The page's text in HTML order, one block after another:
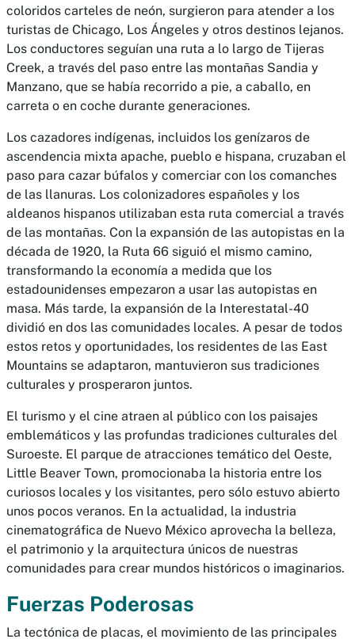
coloridos carteles de neón, surgieron para atender a los
turistas de Chicago, Los Ángeles y otros destinos lejanos.
Los conductores seguían una ruta a lo largo de Tijeras
Creek, a través del paso entre las montañas Sandia y
Manzano, que se había recorrido a pie, a caballo, en
carreta o en coche durante generaciones.
Los cazadores indígenas, incluidos los genízaros de
ascendencia mixta apache, pueblo e hispana, cruzaban el
paso para cazar búfalos y comerciar con los comanches
de las llanuras. Los colonizadores españoles y los
aldeanos hispanos utilizaban esta ruta comercial a través
de las montañas. Con la expansión de las autopistas en la
década de 1920, la Ruta 66 siguió el mismo camino,
transformando la economía a medida que los
estadounidenses empezaron a usar las autopistas en
masa. Más tarde, la expansión de la Interestatal-40
dividió en dos las comunidades locales. A pesar de todos
estos retos y oportunidades, los residentes de las East
Mountains se adaptaron, mantuvieron sus tradiciones
culturales y prosperaron juntos.
El turismo y el cine atraen al público con los paisajes
emblemáticos y las profundas tradiciones culturales del
Suroeste. El parque de atracciones temático del Oeste,
Little Beaver Town, promocionaba la historia entre los
curiosos locales y los visitantes, pero sólo estuvo abierto
unos pocos veranos. En la actualidad, la industria
cinematográfica de Nuevo México aprovecha la belleza,
el patrimonio y la arquitectura únicos de nuestras
comunidades para crear mundos históricos o imaginarios.
Fuerzas Poderosas
La tectónica de placas, el movimiento de las principales